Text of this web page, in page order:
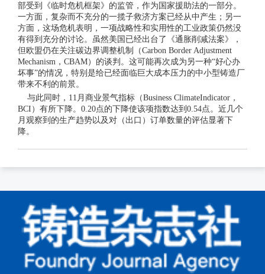
部受到《临时危机框架》的监管，作为国家援助法的一部分。
一方面，复杂而不充分的一揽子救济方案已经从中产生；另一
方面，这场危机表明，一项战略性和实用性的工业政策仍然没
有得到充分的讨论。虽然美国已经出台了《通胀削减法案》，
但欧盟仍在关注碳边界调整机制（Carbon Border Adjustment
Mechanism，CBAM）的谈判。这可能再次成为另一种“好心办
坏事”的情况，特别是给已经面临巨大成本压力的中小型铸造厂
带来不利的前景。
与此同时，11月商业景气指标（Business ClimateIndicator，
BCI）有所下降。0.20点的下降使该项指数达到0.54点。近几个
月观察到的生产趋势以及对（出口）订单数量的评估显著下
降。